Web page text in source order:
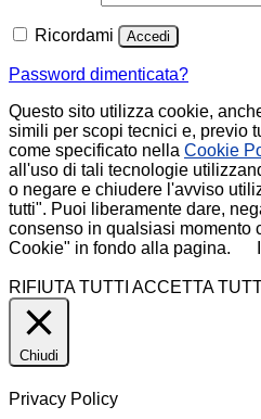
Ricordami Accedi
Password dimenticata?
Questo sito utilizza cookie,
simili per scopi tecnici e, previo
come specificato nella Cookie
all'uso di tali tecnologie
o negare e chiudere l'avviso
tutti". Puoi liberamente dare,
consenso in qualsiasi momento
Cookie" in fondo alla pagina.
RIFIUTA TUTTI ACCETTA
Chiudi
Privacy Policy